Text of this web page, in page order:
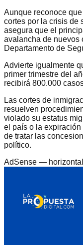
Aunque reconoce
cortes por la crisis de
asegura que el
avalancha de nuevos
Departamento de
Advierte igualmente
primer trimestre del
recibirá 800.000
Las cortes de
resuelven
violado su estatus
el país o la
de tratar las
político.
AdSense — horizontal